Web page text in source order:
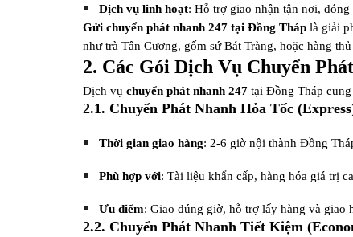
Dịch vụ linh hoạt: Hỗ trợ giao nhận tận nơi,
Gửi chuyển phát nhanh 247 tại Đồng Tháplà giải
như trà Tân Cương, gốm sứ Bát Tràng, hoặc hàng
2. Các Gói Dịch Vụ Chuyển
Dịch vụ chuyển phát nhanh 247tại Đồng Tháp cung
2.1. Chuyển Phát Nhanh Hỏa Tốc
Thời gian giao hàng: 2-6 giờ nội thành Đồng
Phù hợp với: Tài liệu khẩn cấp, hàng hóa giá trị
Ưu điểm: Giao đúng giờ, hỗ trợ lấy hàng và giao
2.2. Chuyển Phát Nhanh Tiết Kiệm